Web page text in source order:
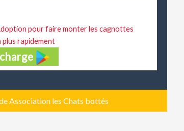
pour faire monter les cagnottes
rapidement
Association les Chats bottés